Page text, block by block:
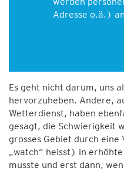
Adresse o.ä.)
Es geht nicht darum, uns
hervorzuheben. Andere,
Wetterdienst, haben
gesagt, die Schwierigkeit
grosses Gebiet durch eine
„watch“ heisst) in
musste und erst dann,